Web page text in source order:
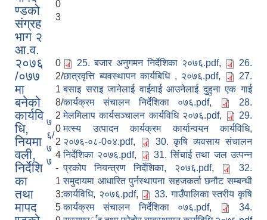
ण्डको
संग्रह
भाग २
0
3
आ.व.
२०७६
/०७७
मा
बनेको
कार्यवि
धि,
नियमा
वली,
निर्देशि
का
तथा
मापद
७
६/
७
७
0
2/
1
8/
2
0
2
4
-
1
3:
5
25. बजार अनुगमन निर्देशिका २०७६.pdf,
26.
छात्रवृत्ति ब्यवस्थापन कार्यबिधि , २०७६.pdf,
27.
बसाइ सराइ जानेलाई वाईवाई आउनेलाई दुहुना एक गाई
कार्यक्रम संचालन निर्देशिका ०७६.pdf,
28.
मेलमिलाप कार्यसञ्चालन कार्यविधि २०७६.pdf,
29.
मत्स्य उत्पादन कार्यक्रम कार्यान्वयन कार्यविधि,
२०७६-०८-0०४.pdf,
30. कृषि व्यवसाय संचालन
निर्देशिका २०७६.pdf,
31. सिंचाई तथा जल उत्पन्न
प्रकोप नियन्त्रण निर्देशिका, २०७६.pdf,
32.
समुदायमा आधारित पुर्नस्थापना सहजकर्ता छनौट सम्बन्धी
कार्यविधि, २०७६.pdf,
33. गाउँपालिका स्तरीय कृषि
कार्यक्रम संचालन निर्देशिका ०७६.pdf,
34.